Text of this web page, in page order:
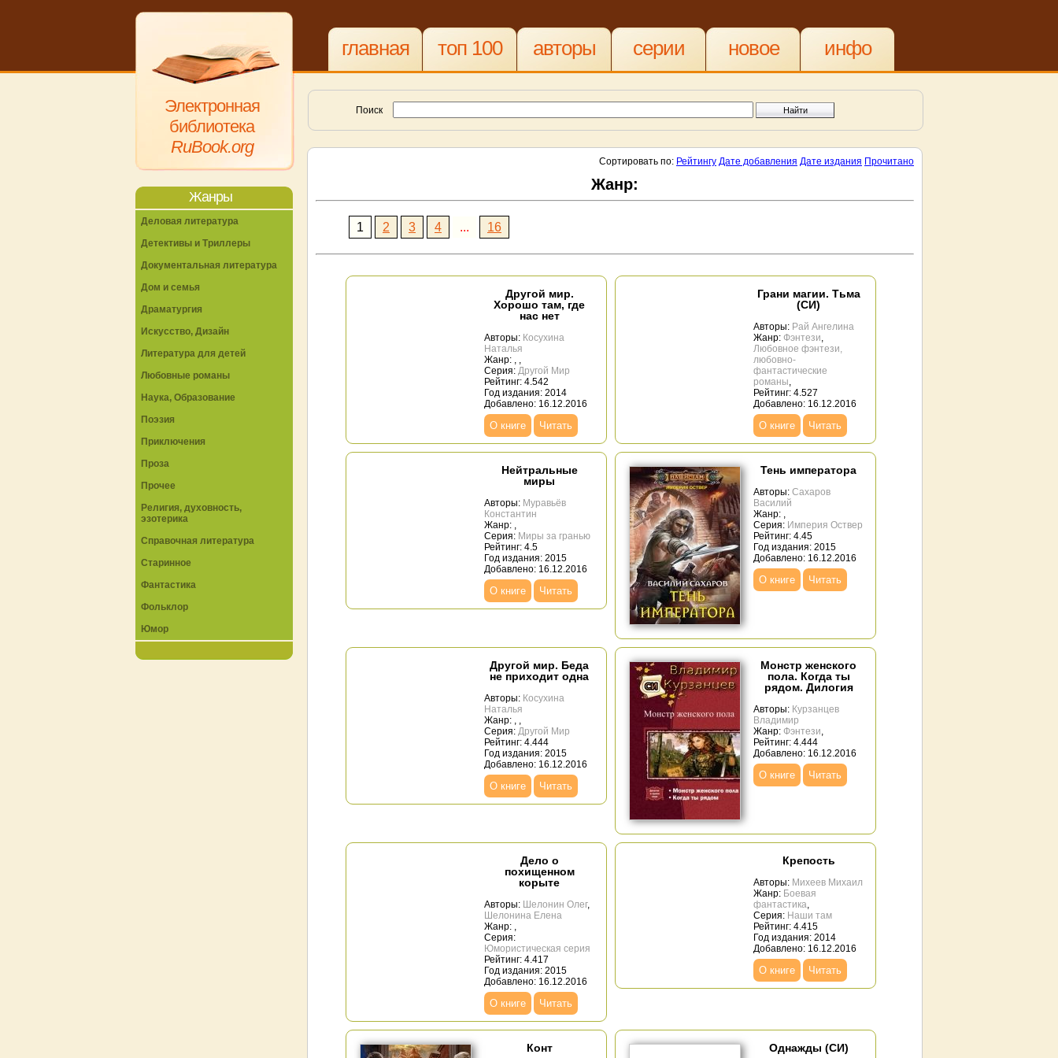
Электронная
библиотека
RuBook.org
главная топ 100 авторы серии новое инфо
Поиск
Сортировать по: Рейтингу Дате добавления Дате издания Прочитано
Жанр:
1 2 3 4 ... 16
Другой мир.
Хорошо там, где
нас нет
Авторы: Косухина
Наталья
Жанр: , ,
Серия: Другой Мир
Рейтинг: 4.542
Год издания: 2014
Добавлено: 16.12.2016
О книге Читать
Грани магии. Тьма
(СИ)
Авторы: Рай Ангелина
Жанр: Фэнтези,
Любовное фэнтези,
любовно-
фантастические
романы,
Рейтинг: 4.527
Добавлено: 16.12.2016
О книге Читать
Нейтральные
миры
Авторы: Муравьёв
Константин
Жанр: ,
Серия: Миры за гранью
Рейтинг: 4.5
Год издания: 2015
Добавлено: 16.12.2016
О книге Читать
Тень императора
Авторы: Сахаров
Василий
Жанр: ,
Серия: Империя Оствер
Рейтинг: 4.45
Год издания: 2015
Добавлено: 16.12.2016
О книге Читать
Другой мир. Беда
не приходит одна
Авторы: Косухина
Наталья
Жанр: , ,
Серия: Другой Мир
Рейтинг: 4.444
Год издания: 2015
Добавлено: 16.12.2016
О книге Читать
Монстр женского
пола. Когда ты
рядом. Дилогия
Авторы: Курзанцев
Владимир
Жанр: Фэнтези,
Рейтинг: 4.444
Добавлено: 16.12.2016
О книге Читать
Дело о
похищенном
корыте
Авторы: Шелонин Олег,
Шелонина Елена
Жанр: ,
Серия:
Юмористическая серия
Рейтинг: 4.417
Год издания: 2015
Добавлено: 16.12.2016
О книге Читать
Крепость
Авторы: Михеев Михаил
Жанр: Боевая
фантастика,
Серия: Наши там
Рейтинг: 4.415
Год издания: 2014
Добавлено: 16.12.2016
О книге Читать
Конт Однажды (СИ)
Жанры
Деловая литература
Детективы и Триллеры
Документальная литература
Дом и семья
Драматургия
Искусство, Дизайн
Литература для детей
Любовные романы
Наука, Образование
Поэзия
Приключения
Проза
Прочее
Религия, духовность,
эзотерика
Справочная литература
Старинное
Фантастика
Фольклор
Юмор